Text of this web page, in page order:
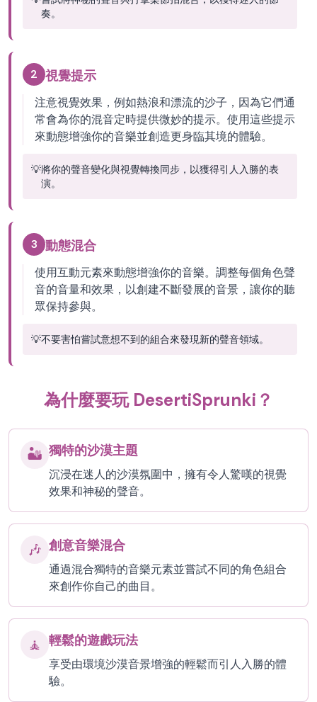
奏。
2 視覺提示
注意視覺效果，例如熱浪和漂流的沙子，因為它們通
常會為你的混音定時提供微妙的提示。使用這些提示
來動態增強你的音樂並創造更身臨其境的體驗。
💡將你的聲音變化與視覺轉換同步，以獲得引人入勝的表
演。
3 動態混合
使用互動元素來動態增強你的音樂。調整每個角色聲
音的音量和效果，以創建不斷發展的音景，讓你的聽
眾保持參與。
💡不要害怕嘗試意想不到的組合來發現新的聲音領域。
為什麼要玩 DesertiSprunki？
🏜️ 獨特的沙漠主題
沉浸在迷人的沙漠氛圍中，擁有令人驚嘆的視覺
效果和神秘的聲音。
🎶 創意音樂混合
通過混合獨特的音樂元素並嘗試不同的角色組合
來創作你自己的曲目。
🧘 輕鬆的遊戲玩法
享受由環境沙漠音景增強的輕鬆而引人入勝的體
驗。